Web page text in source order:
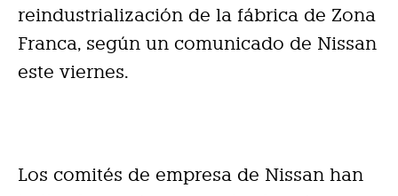
reindustrialización de la fábrica de Zona
Franca, según un comunicado de Nissan
este viernes.
Los comités de empresa de Nissan han